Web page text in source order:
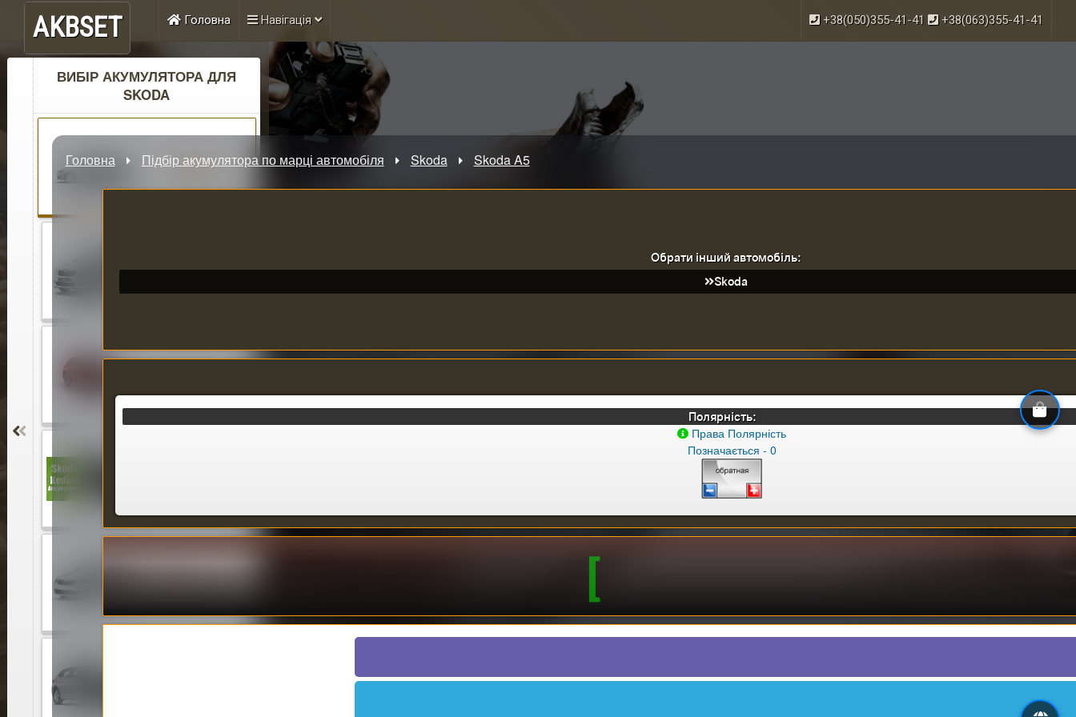
AKBSET Головна Навігація +38(050)355-41-41 +38(063)355-41-41
ВИБІР АКУМУЛЯТОРА ДЛЯ
SKODA
Skoda A5
Skoda Fabia
Skoda
Octavia A7
Головна Підбір акумулятора по марці автомобіля Skoda Skoda A5
Обрати інший автомобіль:
Skoda
Полярність:
Права Полярність
Позначається - 0